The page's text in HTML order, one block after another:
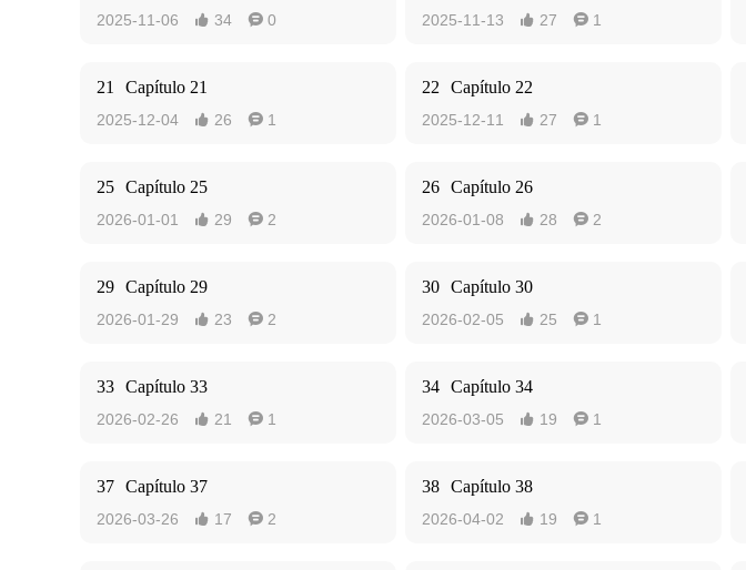
2025-11-06  34  0 2025-11-13  27  1
21 Capítulo 21
2025-12-04  26  1
22 Capítulo 22
2025-12-11  27  1
25 Capítulo 25
2026-01-01  29  2
26 Capítulo 26
2026-01-08  28  2
29 Capítulo 29
2026-01-29  23  2
30 Capítulo 30
2026-02-05  25  1
33 Capítulo 33
2026-02-26  21  1
34 Capítulo 34
2026-03-05  19  1
37 Capítulo 37
2026-03-26  17  2
38 Capítulo 38
2026-04-02  19  1